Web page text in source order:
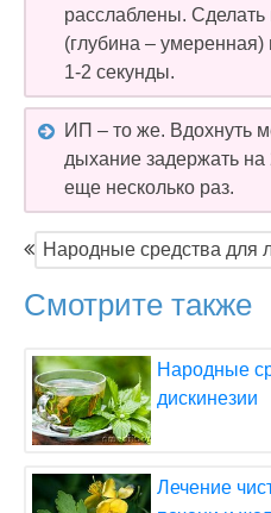
расслаблены.
(глубина –
1-2 секунды.
ИП – то же. Вдохнуть
дыхание задержать
еще несколько раз.
Народные средства для
Смотрите также
Народные
дискинезии
Лечение